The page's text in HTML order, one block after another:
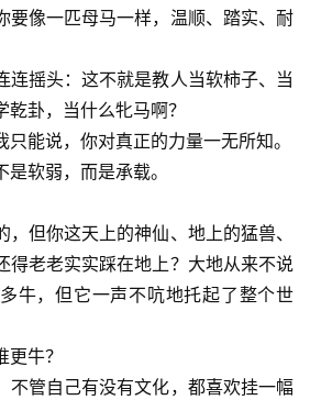
要像一匹母马一样，温顺、踏实、耐
连摇头：这不就是教人当软柿子、当
卦，当什么牝马啊？
能说，你对真正的力量一无所知。
软弱，而是承载。
但你这天上的神仙、地上的猛兽、
得老老实实踩在地上？大地从来不说
牛，但它一声不吭地托起了整个世
牛？
不管自己有没有文化，都喜欢挂一幅